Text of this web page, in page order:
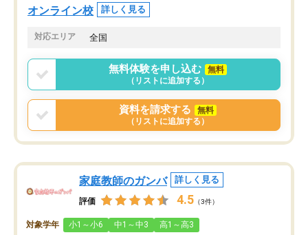
す！！
標を見つける事が出来ま
オンライン校 詳しく見る
対応エリア 全国
無料体験を申し込む
無料
（リストに追加する）
資料を請求する
無料
（リストに追加する）
家庭教師のガンバ 詳しく見る
評価 4.5 （3件）
対象学年 小1～小6 中1～中3 高1～高3